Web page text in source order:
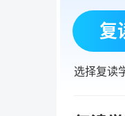
复
选择复读